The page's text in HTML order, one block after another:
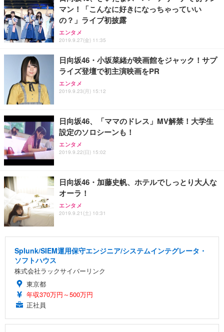
マン！「こんなに好きになっちゃっていい
の？」ライブ初披露
エンタメ
2019.9.27(金) 11:35
日向坂46・小坂菜緒が映画館をジャック！サプ
ライズ登壇で初主演映画をPR
エンタメ
2019.9.23(月) 15:12
日向坂46、「ママのドレス」MV解禁！大学生
設定のソロシーンも！
エンタメ
2019.9.22(日) 15:02
日向坂46・加藤史帆、ホテルでしっとり大人な
オーラ！
エンタメ
2019.9.21(土) 10:31
Splunk/SIEM運用保守エンジニア/システムインテグレータ・
ソフトハウス
株式会社ラックサイバーリンク
東京都
年収370万円～500万円
正社員